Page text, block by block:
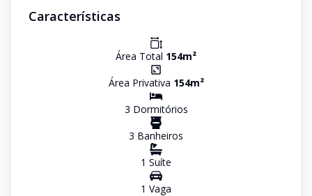
Características
Área Total 154m²
Área Privativa 154m²
3 Dormitórios
3 Banheiros
1 Suíte
1 Vaga